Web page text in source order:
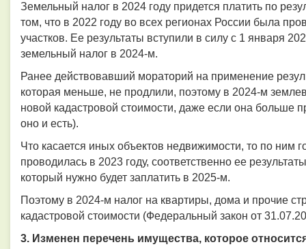
Земельный налог в 2024 году придется платить по
том, что в 2022 году во всех регионах России была
участков. Ее результаты вступили в силу с 1 января
земельный налог в 2024-м.
Ранее действовавший мораторий на применение
которая меньше, не продлили, поэтому в 2024-м
новой кадастровой стоимости, даже если она больше
оно и есть).
Что касается иных объектов недвижимости, то по ним
проводилась в 2023 году, соответственно ее
который нужно будет заплатить в 2025-м.
Поэтому в 2024-м налог на квартиры, дома и прочие
кадастровой стоимости (Федеральный закон от
3. Изменен перечень имущества, которое